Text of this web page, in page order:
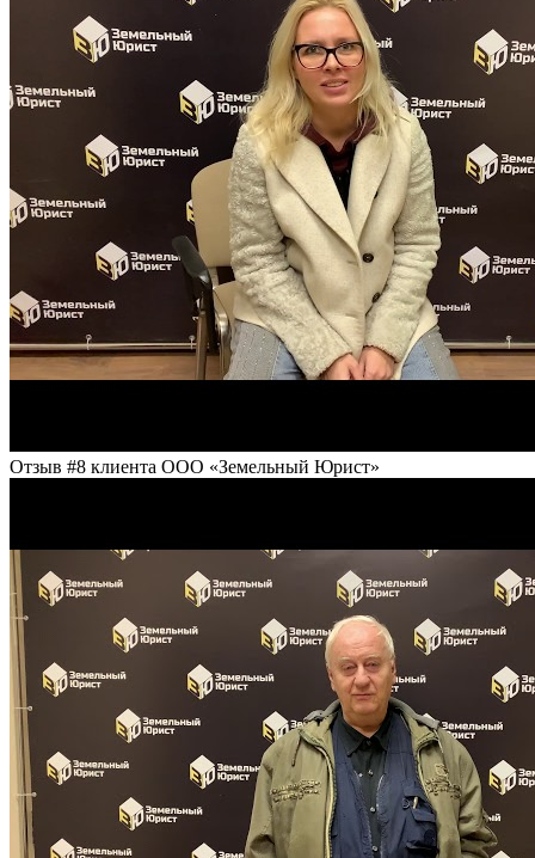
Отзыв #8 клиента ООО «Земельный Юрист»